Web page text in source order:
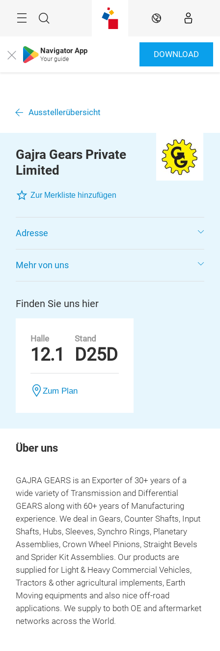
Suche DE
Close Navigator App
Your guide DOWNLOAD
Ausstellerübersicht
Gajra Gears Private
Limited
Zur Merkliste hinzufügen
Adresse
Mehr von uns
Finden Sie uns hier
Halle
12.1
Stand
D25D
Zum Plan
Über uns
GAJRA GEARS is an Exporter of 30+ years of a
wide variety of Transmission and Differential
GEARS along with 60+ years of Manufacturing
experience. We deal in Gears, Counter Shafts, Input
Shafts, Hubs, Sleeves, Synchro Rings, Planetary
Assemblies, Crown Wheel Pinions, Straight Bevels
and Sprider Kit Assemblies. Our products are
supplied for Light & Heavy Commercial Vehicles,
Tractors & other agricultural implements, Earth
Moving equipments and also nice off-road
applications. We supply to both OE and aftermarket
networks across the World.